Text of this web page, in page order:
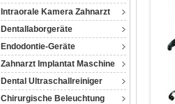
Intraorale Kamera Zahnarzt
Dentallaborgeräte
Endodontie-Geräte
Zahnarzt Implantat Maschine
Dental Ultraschallreiniger
Chirurgische Beleuchtung